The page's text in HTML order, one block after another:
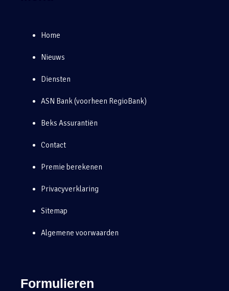
Home
Nieuws
Diensten
ASN Bank (voorheen RegioBank)
Beks Assurantiën
Contact
Premie berekenen
Privacyverklaring
Sitemap
Algemene voorwaarden
Formulieren